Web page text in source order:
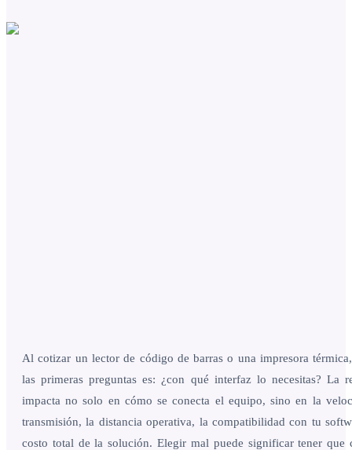
Al cotizar un lector de código de barras o una impresora
las primeras preguntas es: ¿con qué interfaz lo necesitas? La
impacta no solo en cómo se conecta el equipo, sino en la
transmisión, la distancia operativa, la compatibilidad con tu
costo total de la solución. Elegir mal puede significar tener que